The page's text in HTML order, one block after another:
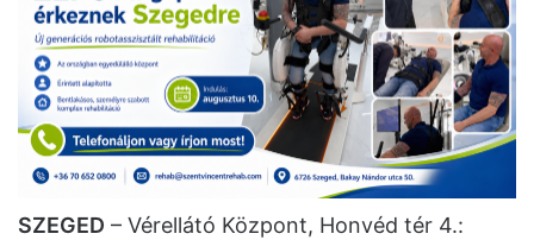
SZEGED – Vérellátó Központ, Honvéd tér 4.: